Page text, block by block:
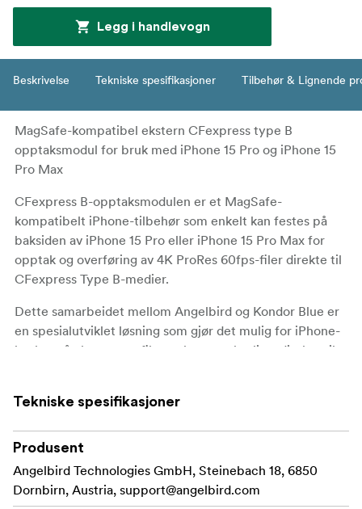
Legg i handlevogn
Beskrivelse Tekniske spesifikasjoner Tilbehør & Lignende
MagSafe-kompatibel ekstern CFexpress type B
opptaksmodul for bruk med iPhone 15 Pro og iPhone 15
Pro Max
CFexpress B-opptaksmodulen er et MagSafe-
kompatibelt iPhone-tilbehør som enkelt kan festes på
baksiden av iPhone 15 Pro eller iPhone 15 Pro Max for
opptak og overføring av 4K ProRes 60fps-filer direkte til
CFexpress Type B-medier.
Dette samarbeidet mellom Angelbird og Kondor Blue er
en spesialutviklet løsning som gjør det mulig for iPhone-
brukere å eksportere filer av høyeste kvalitet direkte til
Gb/s-kabel med en innfelt intern tilkoblingsport for en
effektiv og sikker opptaksopplevelse.
mediefiler med CFexpress B-innspillingsmodulen, og få
sikkerhetskopier på papir eller ekstra lagringsplass for
Tekniske spesifikasjoner
Produsent
Angelbird Technologies GmbH, Steinebach 18, 6850
Dornbirn, Austria, support@angelbird.com